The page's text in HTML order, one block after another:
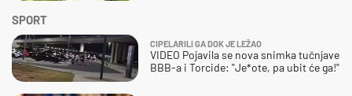
SPORT
CIPELARILI GA DOK JE LEŽAO
VIDEO Pojavila se nova snimka tučnjave
BBB-a i Torcide: "Je*ote, pa ubit će ga!"